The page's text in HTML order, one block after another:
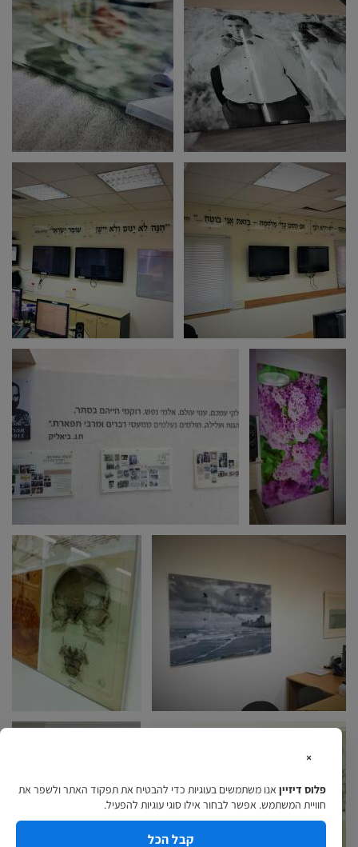
×
פלוס דיזיין אנו משתמשים בעוגיות כדי להבטיח את תפקוד האתר ולשפר את
חוויית המשתמש. אפשר לבחור אילו סוגי עוגיות להפעיל.
קבל הכל